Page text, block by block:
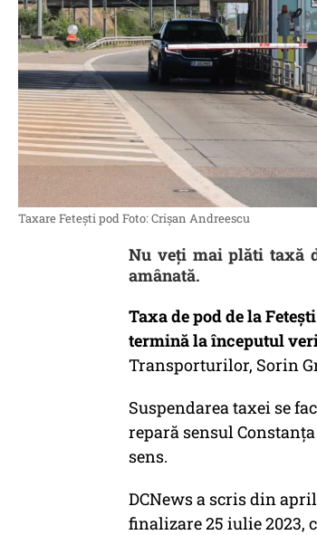
Taxare Fetești pod Foto: Crișan Andreescu
Nu veți mai plăti taxă
amânată.
Taxa de pod de la
termină la începutul
Transporturilor, Sorin
Suspendarea taxei se
repară sensul
sens.
DCNews a scris din
finalizare 25 iulie 2023,